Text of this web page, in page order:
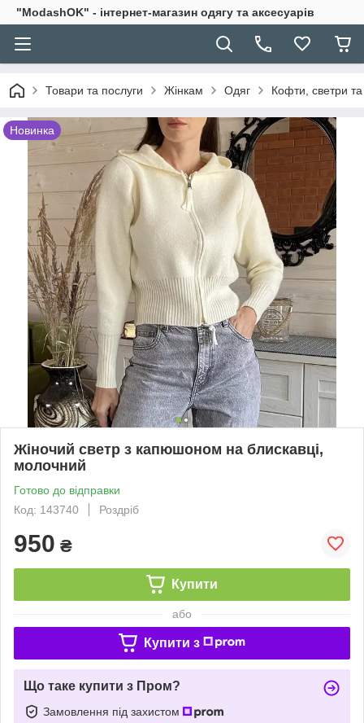
"ModashOK" - інтернет-магазин одягу та аксесуарів
Товари та послуги Жінкам Одяг Кофти, светри
Новинка
Жіночий светр з капюшоном на блискавці,
молочний
Готово до відправки
Код: 143740
Роздріб
950 ₴
Купити
або
Купити з
Що таке купити з Пром?
Замовлення під захистом